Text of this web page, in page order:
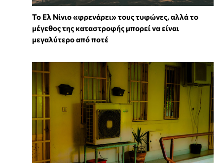
Το Ελ Νίνιο «φρενάρει» τους τυφώνες, αλλά το
μέγεθος της καταστροφής μπορεί να είναι
μεγαλύτερο από ποτέ